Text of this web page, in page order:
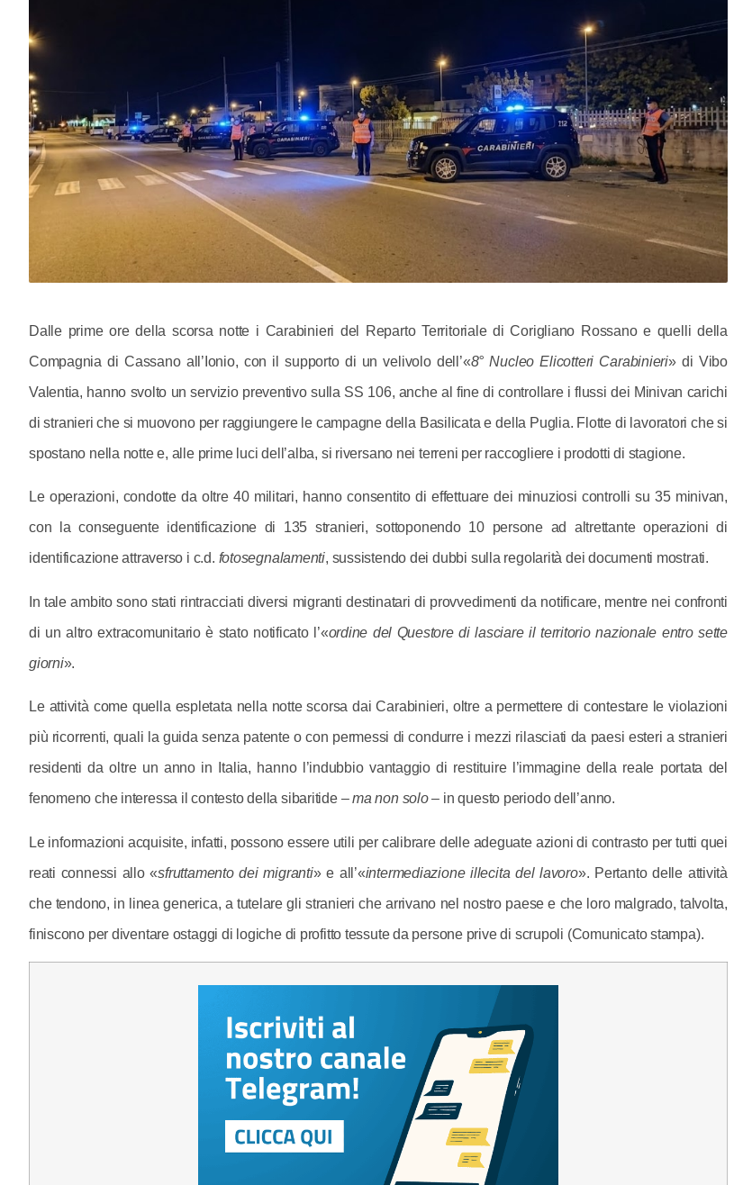
Dalle prime ore della scorsa notte i Carabinieri del Reparto Territoriale di Corigliano Rossano e quelli della
Compagnia di Cassano all’Ionio, con il supporto di un velivolo dell’«8° Nucleo Elicotteri Carabinieri» di Vibo
Valentia, hanno svolto un servizio preventivo sulla SS 106, anche al fine di controllare i flussi dei Minivan carichi
di stranieri che si muovono per raggiungere le campagne della Basilicata e della Puglia. Flotte di lavoratori che si
spostano nella notte e, alle prime luci dell’alba, si riversano nei terreni per raccogliere i prodotti di stagione.
Le operazioni, condotte da oltre 40 militari, hanno consentito di effettuare dei minuziosi controlli su 35 minivan,
con la conseguente identificazione di 135 stranieri, sottoponendo 10 persone ad altrettante operazioni di
identificazione attraverso i c.d. fotosegnalamenti, sussistendo dei dubbi sulla regolarità dei documenti mostrati.
In tale ambito sono stati rintracciati diversi migranti destinatari di provvedimenti da notificare, mentre nei confronti
di un altro extracomunitario è stato notificato l’«ordine del Questore di lasciare il territorio nazionale entro sette
giorni».
Le attività come quella espletata nella notte scorsa dai Carabinieri, oltre a permettere di contestare le violazioni
più ricorrenti, quali la guida senza patente o con permessi di condurre i mezzi rilasciati da paesi esteri a stranieri
residenti da oltre un anno in Italia, hanno l’indubbio vantaggio di restituire l’immagine della reale portata del
fenomeno che interessa il contesto della sibaritide –ma non solo– in questo periodo dell’anno.
Le informazioni acquisite, infatti, possono essere utili per calibrare delle adeguate azioni di contrasto per tutti quei
reati connessi allo «sfruttamento dei migranti» e all’«intermediazione illecita del lavoro». Pertanto delle attività
che tendono, in linea generica, a tutelare gli stranieri che arrivano nel nostro paese e che loro malgrado, talvolta,
finiscono per diventare ostaggi di logiche di profitto tessute da persone prive di scrupoli (Comunicato stampa).